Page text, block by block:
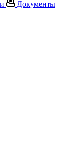
Документы